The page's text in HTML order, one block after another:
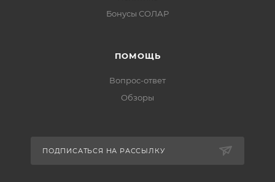
Бонусы СОЛАР
ПОМОЩЬ
Вопрос-ответ
Обзоры
ПОДПИСАТЬСЯ НА РАССЫЛКУ